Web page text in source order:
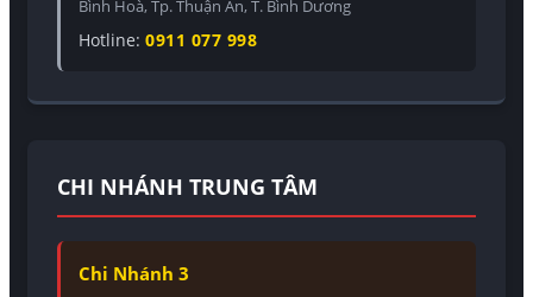
Bình Hoà, Tp. Thuận An, T. Bình Dương
Hotline: 0911 077 998
CHI NHÁNH TRUNG TÂM
Chi Nhánh 3